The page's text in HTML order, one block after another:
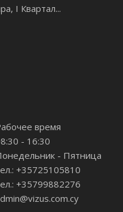
I Квартал...
время
- 16:30
- Пятница
+35725105810
+35799882276